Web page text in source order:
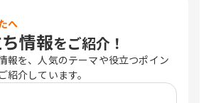
へ
情報をご紹介！
報を、人気のテーマや役立つポイン
紹介しています。